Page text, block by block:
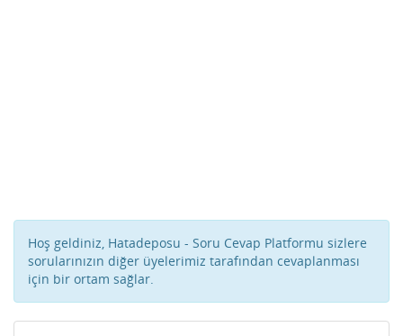
Hoş geldiniz, Hatadeposu - Soru Cevap Platformu sizlere
sorularınızın diğer üyelerimiz tarafından cevaplanması
için bir ortam sağlar.